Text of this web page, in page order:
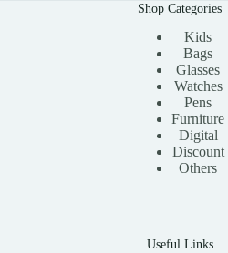
Shop Categories
Kids
Bags
Glasses
Watches
Pens
Furniture
Digital
Discount
Others
Useful Links